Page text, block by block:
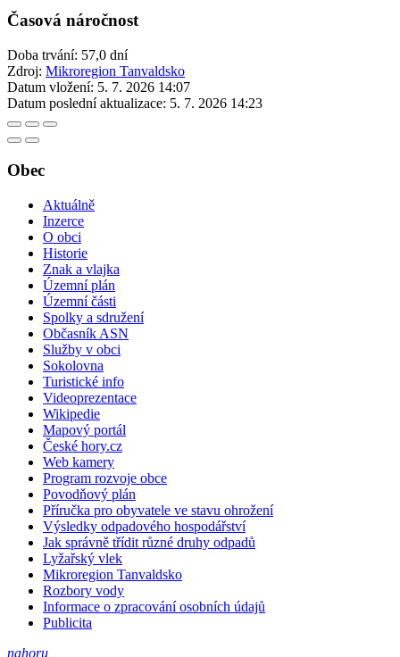
Časová náročnost
Doba trvání: 57,0 dní
Zdroj: Mikroregion Tanvaldsko
Datum vložení: 5. 7. 2026 14:07
Datum poslední aktualizace: 5. 7. 2026 14:23
Obec
Aktuálně
Inzerce
O obci
Historie
Znak a vlajka
Územní plán
Územní části
Spolky a sdružení
Občasník ASN
Služby v obci
Sokolovna
Turistické info
Videoprezentace
Wikipedie
Mapový portál
České hory.cz
Web kamery
Program rozvoje obce
Povodňový plán
Příručka pro obyvatele ve stavu ohrožení
Výsledky odpadového hospodářství
Jak správně třídit různé druhy odpadů
Lyžařský vlek
Mikroregion Tanvaldsko
Rozbory vody
Informace o zpracování osobních údajů
Publicita
nahoru